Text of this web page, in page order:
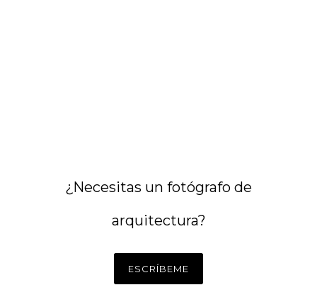
¿Necesitas un fotógrafo de
arquitectura?
ESCRÍBEME